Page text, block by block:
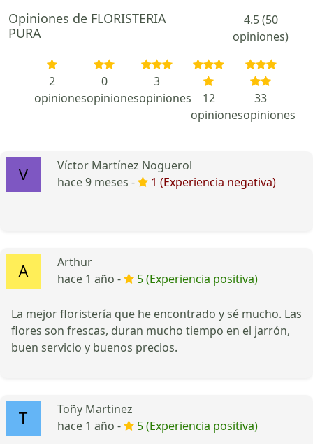
Opiniones de FLORISTERIA
PURA
4.5 (50
opiniones)
2
opiniones
0
opiniones
3
opiniones
12
opiniones
33
opiniones
Víctor Martínez Noguerol
hace 9 meses -
1 (Experiencia negativa)
Arthur
hace 1 año -
5 (Experiencia positiva)
La mejor floristería que he encontrado y sé mucho. Las
flores son frescas, duran mucho tiempo en el jarrón,
buen servicio y buenos precios.
Toñy Martinez
hace 1 año -
5 (Experiencia positiva)